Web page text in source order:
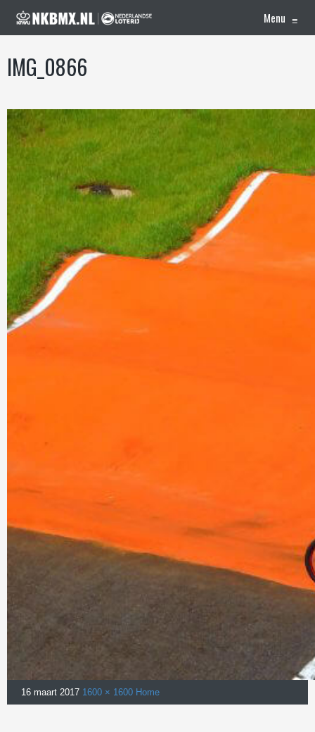
Menu ≡
IMG_0866
16 maart 2017 1600 × 1600 Home